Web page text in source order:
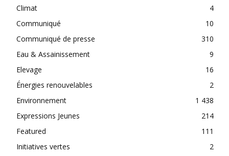
Climat
4
Communiqué
10
Communiqué de presse
310
Eau & Assainissement
9
Elevage
16
Énergies renouvelables
2
Environnement
1 438
Expressions Jeunes
214
Featured
111
Initiatives vertes
2